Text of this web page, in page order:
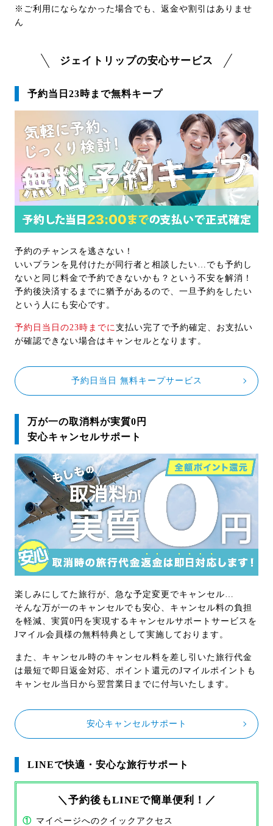
※ご利用にならなかった場合でも、返金や割引はありませ
ん
ジェイトリップの安心サービス
予約当日23時まで無料キープ
予約のチャンスを逃さない！
いいプランを見付けたが同行者と相談したい…でも予約し
ないと同じ料金で予約できないかも？という不安を解消！
予約後決済するまでに猶予があるので、一旦予約をしたい
という人にも安心です。
予約日当日の23時までに 支払い完了で予約確定、お支払い
が確認できない場合はキャンセルとなります。
予約日当日 無料キープサービス
万が一の取消料が実質0円
安心キャンセルサポート
楽しみにしてた旅行が、急な予定変更でキャンセル…
そんな万が一のキャンセルでも安心、キャンセル料の負担
を軽減、実質0円を実現するキャンセルサポートサービスを
Jマイル会員様の無料特典として実施しております。
また、キャンセル時のキャンセル料を差し引いた旅行代金
は最短で即日返金対応、ポイント還元のJマイルポイントも
キャンセル当日から翌営業日までに付与いたします。
安心キャンセルサポート
LINEで快適・安心な旅行サポート
＼予約後もLINEで簡単便利！／
① マイページへのクイックアクセス